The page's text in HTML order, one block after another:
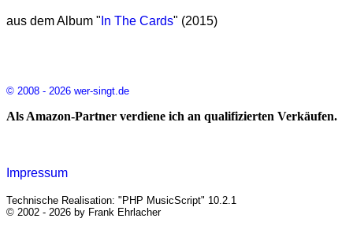
aus dem Album " In The Cards" (2015)
© 2008 - 2026 wer-singt.de
Als Amazon-Partner verdiene ich an qualifizierten Verkäufen.
Impressum
Technische Realisation: "PHP MusicScript" 10.2.1
© 2002 - 2026 by Frank Ehrlacher